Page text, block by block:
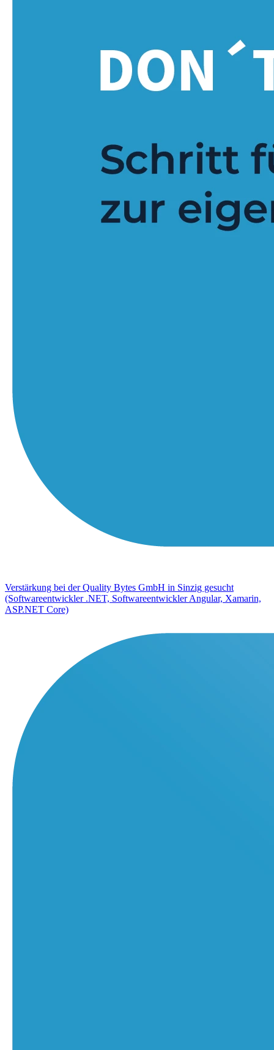
Verstärkung bei der Quality Bytes GmbH in Sinzig gesucht
(Softwareentwickler .NET, Softwareentwickler Angular, Xamarin,
ASP.NET Core)